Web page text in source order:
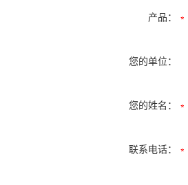
产品：
您的单位：
您的姓名：
联系电话：